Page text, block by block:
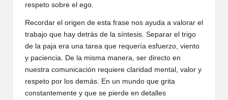
respeto sobre el ego.
Recordar el origen de esta frase nos ayuda a valorar el
trabajo que hay detrás de la síntesis. Separar el trigo
de la paja era una tarea que requería esfuerzo, viento
y paciencia. De la misma manera, ser directo en
nuestra comunicación requiere claridad mental, valor y
respeto por los demás. En un mundo que grita
constantemente y que se pierde en detalles